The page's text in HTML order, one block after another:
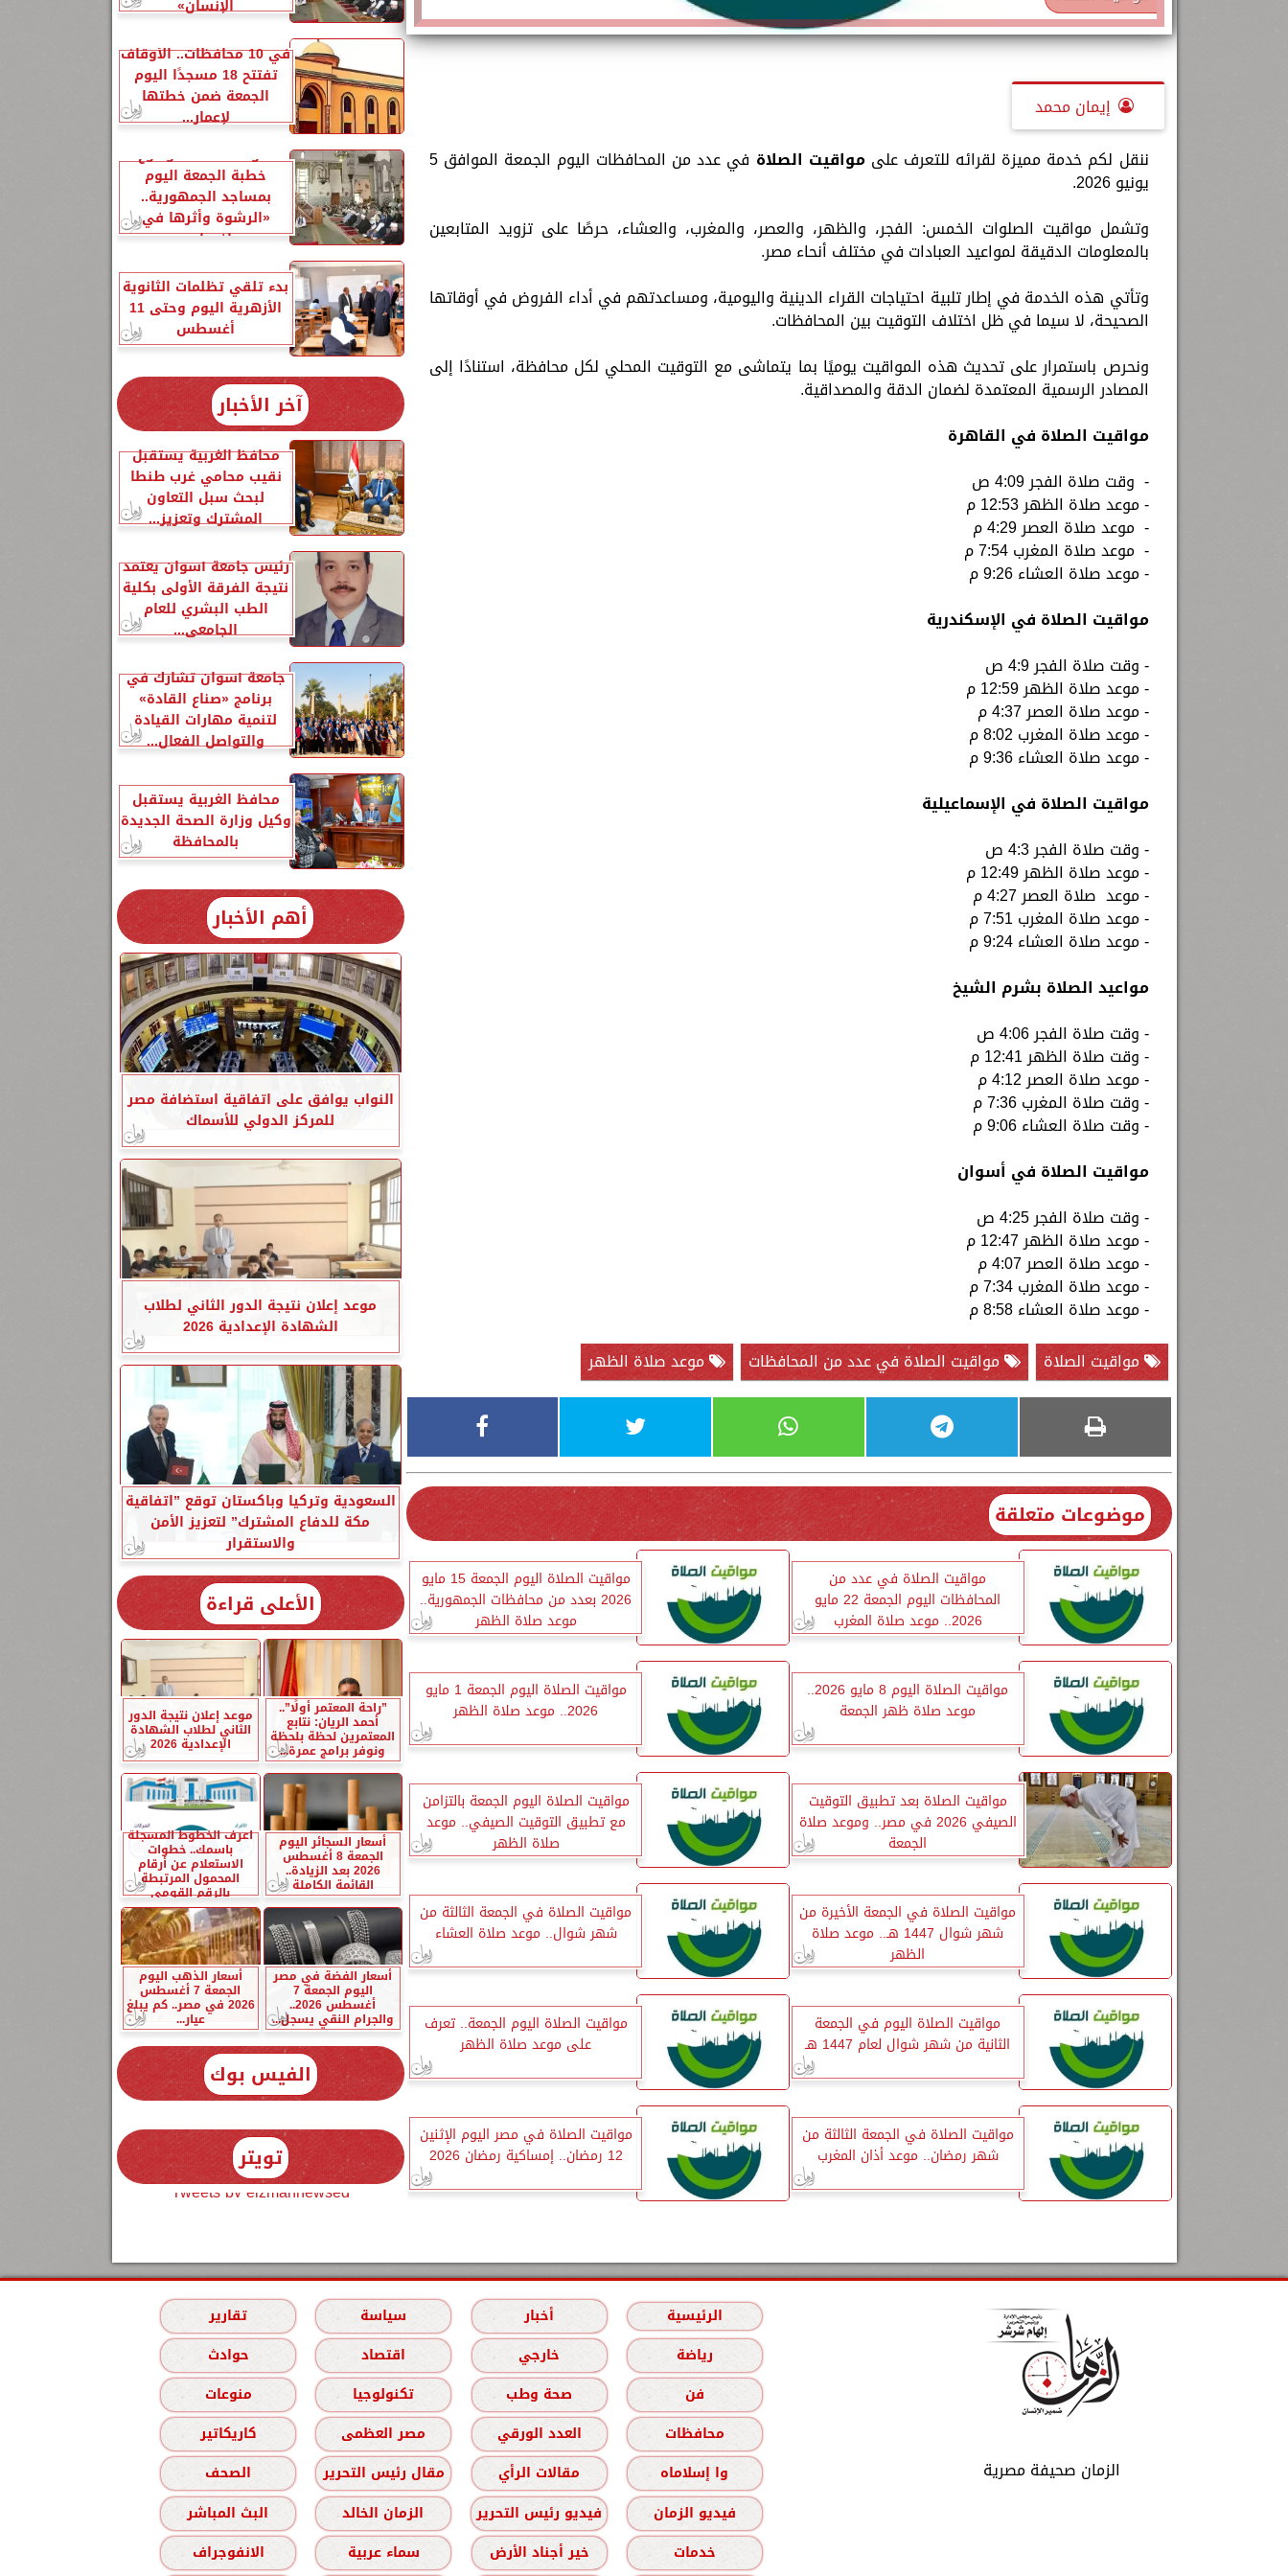
إيمان محمد
ننقل لكم خدمة مميزة لقرائه للتعرف علىمواقيت الصلاة في عدد من المحافظات اليوم الجمعة الموافق 5
يونيو 2026.
وتشمل مواقيت الصلوات الخمس: الفجر، والظهر، والعصر، والمغرب، والعشاء، حرصًا على تزويد المتابعين
بالمعلومات الدقيقة لمواعيد العبادات في مختلف أنحاء مصر.
وتأتي هذه الخدمة في إطار تلبية احتياجات القراء الدينية واليومية، ومساعدتهم في أداء الفروض في أوقاتها
الصحيحة، لا سيما في ظل اختلاف التوقيت بين المحافظات.
ونحرص باستمرار على تحديث هذه المواقيت يوميًا بما يتماشى مع التوقيت المحلي لكل محافظة، استنادًا إلى
المصادر الرسمية المعتمدة لضمان الدقة والمصداقية.
مواقيت الصلاة في القاهرة
- وقت صلاة الفجر 4:09 ص
- موعد صلاة الظهر 12:53 م
- موعد صلاة العصر 4:29 م
- موعد صلاة المغرب 7:54 م
- موعد صلاة العشاء 9:26 م
مواقيت الصلاة في الإسكندرية
- وقت صلاة الفجر 4:9 ص
- موعد صلاة الظهر 12:59 م
- موعد صلاة العصر 4:37 م
- موعد صلاة المغرب 8:02 م
- موعد صلاة العشاء 9:36 م
مواقيت الصلاة في الإسماعيلية
- وقت صلاة الفجر 4:3 ص
- موعد صلاة الظهر 12:49 م
- موعد صلاة العصر 4:27 م
- موعد صلاة المغرب 7:51 م
- موعد صلاة العشاء 9:24 م
مواعيد الصلاة بشرم الشيخ
- وقت صلاة الفجر 4:06 ص
- وقت صلاة الظهر 12:41 م
- موعد صلاة العصر 4:12 م
- وقت صلاة المغرب 7:36 م
- وقت صلاة العشاء 9:06 م
مواقيت الصلاة في أسوان
- وقت صلاة الفجر 4:25 ص
- موعد صلاة الظهر 12:47 م
- موعد صلاة العصر 4:07 م
- موعد صلاة المغرب 7:34 م
- موعد صلاة العشاء 8:58 م
مواقيت الصلاة
مواقيت الصلاة في عدد من المحافظات موعد صلاة الظهر
موضوعات متعلقة
مواقيت الصلاة في عدد من
المحافظات اليوم الجمعة 22 مايو
2026.. موعد صلاة المغرب
مواقيت الصلاة اليوم الجمعة 15 مايو
2026 بعدد من محافظات الجمهورية..
موعد صلاة الظهر
مواقيت الصلاة اليوم 8 مايو 2026..
موعد صلاة ظهر الجمعة
مواقيت الصلاة اليوم الجمعة 1 مايو
2026.. موعد صلاة الظهر
مواقيت الصلاة بعد تطبيق التوقيت
الصيفي 2026 في مصر.. وموعد صلاة
الجمعة
مواقيت الصلاة اليوم الجمعة بالتزامن
مع تطبيق التوقيت الصيفي.. موعد
صلاة الظهر
مواقيت الصلاة في الجمعة الأخيرة من
شهر شوال 1447 هـ.. موعد صلاة
الظهر
مواقيت الصلاة في الجمعة الثالثة من
شهر شوال.. موعد صلاة العشاء
مواقيت الصلاة اليوم في الجمعة
الثانية من شهر شوال لعام 1447 هـ
مواقيت الصلاة اليوم الجمعة.. تعرف
على موعد صلاة الظهر
مواقيت الصلاة في الجمعة الثالثة من
شهر رمضان.. موعد أذان المغرب
مواقيت الصلاة في مصر اليوم الإثنين
12 رمضان.. إمساكية رمضان 2026
الإنسانِ»
في 10 محافظات.. الأوقاف
تفتتح 18 مسجدًا اليوم
الجمعة ضمن خطتها
لإعمار...
الأوقاف تحدد موضوع
خطبة الجمعة اليوم
بمساجد الجمهورية..
«الرشوة وأثرها في
إفساد...
بدء تلقي تظلمات الثانوية
الأزهرية اليوم وحتى 11
أغسطس
آخر الأخبار
محافظ الغربية يستقبل
نقيب محامي غرب طنطا
لبحث سبل التعاون
المشترك وتعزيز...
رئيس جامعة أسوان يعتمد
نتيجة الفرقة الأولى بكلية
الطب البشري للعام
الجامعي...
جامعة أسوان تشارك في
برنامج «صناع القادة»
لتنمية مهارات القيادة
والتواصل الفعال...
محافظ الغربية يستقبل
وكيل وزارة الصحة الجديدة
بالمحافظة
أهم الأخبار
النواب يوافق على اتفاقية استضافة مصر
للمركز الدولي للأسماك
موعد إعلان نتيجة الدور الثاني لطلاب
الشهادة الإعدادية 2026
السعودية وتركيا وباكستان توقع ”اتفاقية
مكة للدفاع المشترك” لتعزيز الأمن
والاستقرار
الأعلى قراءة
”راحة المعتمر أولًا”..
أحمد الريان: نتابع
المعتمرين لحظة بلحظة
ونوفر برامج عمرة...
موعد إعلان نتيجة الدور
الثاني لطلاب الشهادة
الإعدادية 2026
أسعار السجائر اليوم
الجمعة 8 أغسطس
2026 بعد الزيادة..
القائمة الكاملة
اعرف الخطوط المسجلة
باسمك.. خطوات
الاستعلام عن أرقام
المحمول المرتبطة
بالرقم القومي
أسعار الفضة في مصر
اليوم الجمعة 7
أغسطس 2026..
والجرام النقي يسجل...
أسعار الذهب اليوم
الجمعة 7 أغسطس
2026 في مصر.. كم يبلغ
عيار...
الفيس بوك
تويتر
Tweets by elzmannewseg
الزمان صحيفة مصرية
الرئيسية أخبار سياسة
تقارير
رياضة
خارجي اقتصاد
حوادث
فن
صحة وطب تكنولوجيا
منوعات
محافظات
العدد الورقي مصر العظمى
كاريكاتير
وا إسلاماه
مقالات الرأي مقال رئيس التحرير
الصحف
فيديو الزمان
فيديو رئيس التحرير الزمان الخالد
البث المباشر
خدمات
خير أجناد الأرض سماء عربية الانفوجراف